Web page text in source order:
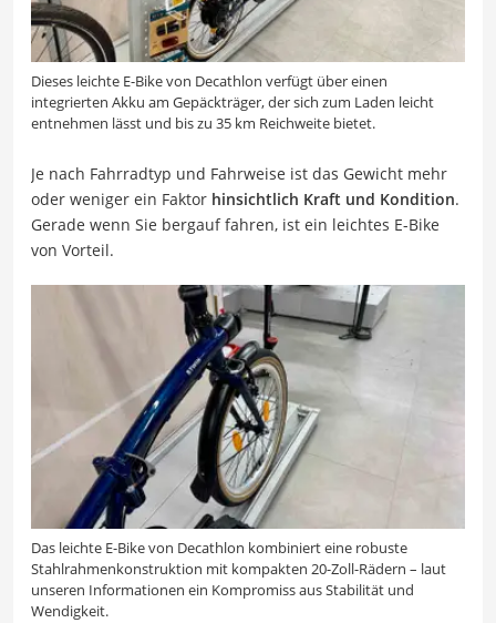
Dieses leichte E-Bike von Decathlon verfügt über einen
integrierten Akku am Gepäckträger, der sich zum Laden leicht
entnehmen lässt und bis zu 35 km Reichweite bietet.
Je nach Fahrradtyp und Fahrweise ist das Gewicht mehr
oder weniger ein Faktor hinsichtlich Kraft und Kondition.
Gerade wenn Sie bergauf fahren, ist ein leichtes E-Bike
von Vorteil.
Das leichte E-Bike von Decathlon kombiniert eine robuste
Stahlrahmenkonstruktion mit kompakten 20-Zoll-Rädern – laut
unseren Informationen ein Kompromiss aus Stabilität und
Wendigkeit.